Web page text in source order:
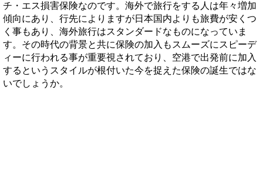
チ・エス損害保険なのです。海外で旅行をする人は年々増加
傾向にあり、行先によりますが日本国内よりも旅費が安くつ
く事もあり、海外旅行はスタンダードなものになっていま
す。その時代の背景と共に保険の加入もスムーズにスピーデ
ィーに行われる事が重要視されており、空港で出発前に加入
するというスタイルが根付いた今を捉えた保険の誕生ではな
いでしょうか。